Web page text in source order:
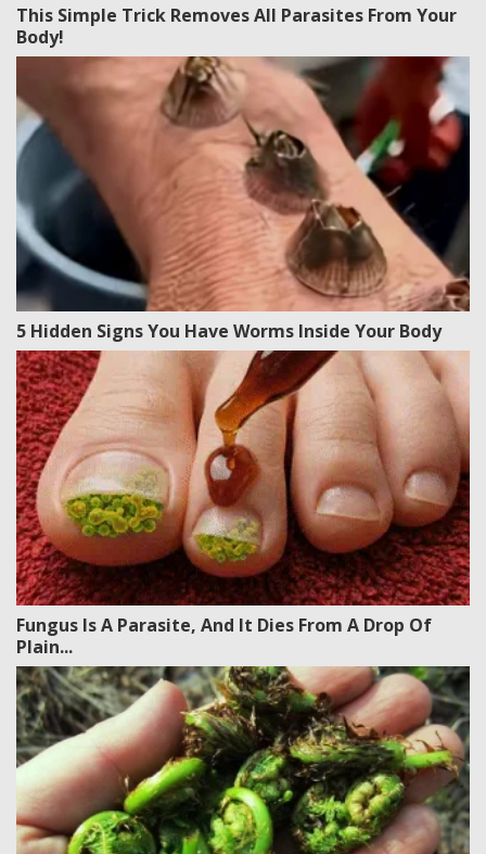
This Simple Trick Removes All Parasites From Your
Body!
5 Hidden Signs You Have Worms Inside Your Body
Fungus Is A Parasite, And It Dies From A Drop Of
Plain...